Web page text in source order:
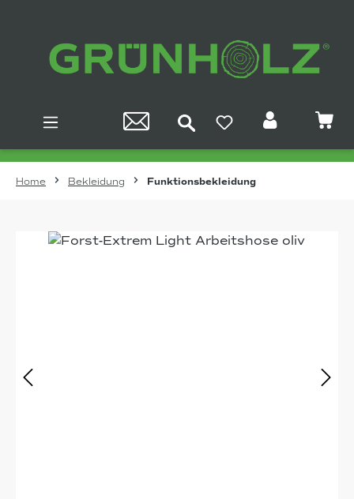
Home Bekleidung Funktionsbekleidung
Bildergalerie überspringen